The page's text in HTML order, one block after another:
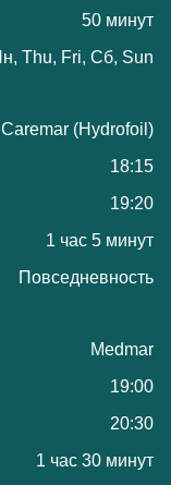
50 минут
Thu, Fri, Сб, Sun
Caremar (Hydrofoil)
18:15
19:20
1 час 5 минут
Повседневность
Medmar
19:00
20:30
1 час 30 минут